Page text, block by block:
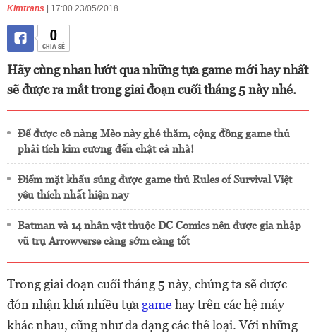
Kimtrans | 17:00 23/05/2018
0
CHIA SẺ
Hãy cùng nhau lướt qua những tựa game mới hay nhất
sẽ được ra mắt trong giai đoạn cuối tháng 5 này nhé.
Để được cô nàng Mèo này ghé thăm, cộng đồng game thủ
phải tích kim cương đến chật cả nhà!
Điểm mặt khẩu súng được game thủ Rules of Survival Việt
yêu thích nhất hiện nay
Batman và 14 nhân vật thuộc DC Comics nên được gia nhập
vũ trụ Arrowverse càng sớm càng tốt
Trong giai đoạn cuối tháng 5 này, chúng ta sẽ được
đón nhận khá nhiều tựa gamehay trên các hệ máy
khác nhau, cũng như đa dạng các thể loại. Với những